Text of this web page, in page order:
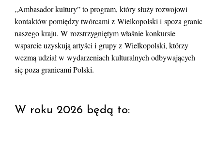
„Ambasador kultury” to program, który służy rozwojowi
kontaktów pomiędzy twórcami z Wielkopolski i spoza granic
naszego kraju. W rozstrzygniętym właśnie konkursie
wsparcie uzyskują artyści i grupy z Wielkopolski, którzy
wezmą udział w wydarzeniach kulturalnych odbywających
się poza granicami Polski.
W roku 2026 będą to: